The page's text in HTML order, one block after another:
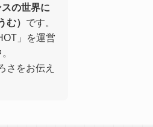
の世界に
） です。
」を運営
さをお伝え